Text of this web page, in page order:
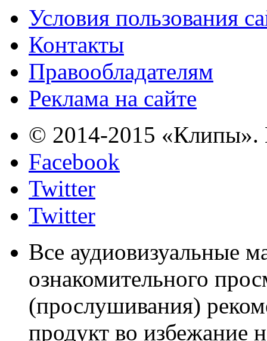
Условия пользования
Контакты
Правообладателям
Реклама на сайте
© 2014-2015 «Клипы».
Facebook
Twitter
Twitter
Все аудиовизуальные
ознакомительного
(прослушивания)
продукт во избежание